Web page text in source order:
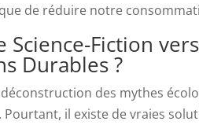
de réduire notre
Science-Fiction
Durables ?
déconstruction des mythes
Pourtant, il existe de vraies